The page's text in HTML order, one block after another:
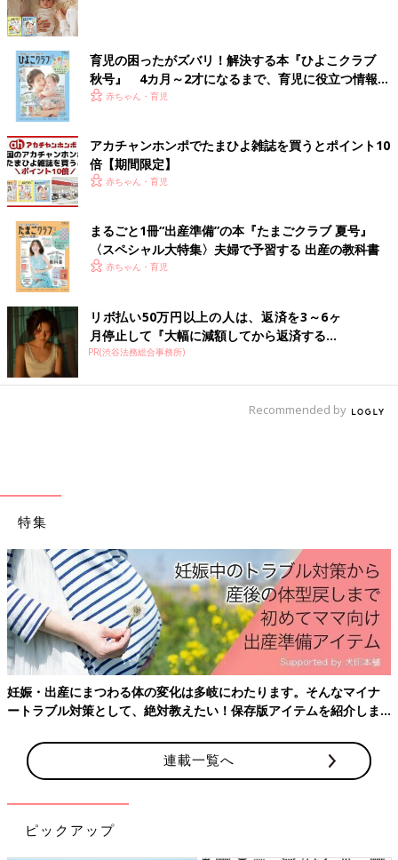
治療用ミルクを飲むこととタンパク質の制限は生涯を通して変わ
らないことですが、子どもの成長に合わせて、食事の総エネルギ
ーに対して、治療用ミルクの量やタンパク質量を調整していかな
ければなりません。
「幼児期になると、エネルギーがたりているかが重要になってく
るんです。長男はよく動くタイプで、栄養士さんからいっぱい食
べたほうがいいよと言われました。フェニルケトン尿症の場合、
主食の米やパンの代わりになる、低たんぱく米や低たんぱくパン
という特殊な食品があります。低たんぱく米はエネルギーがしっ
さん）
子どものできることが増え、興味関心も広がれば、食の幅も広が
ります。ひとみさんは使う野菜や調味料までタンパク質量をグラ
ム単位で計算。毎日ノートに書き記しています。
「上の子はいも類のから揚げやオクラのおひたしが好きですね。
栄養計算は大変ですけど、いろいろ工夫した料理ができるように
なりました。もともとキャラ弁を作るのが好きで、子どもの病気
がわかったときは、食べさせるのは無理なんだと思っていまし
多かったのだとか。
「病気そのものの情報は主治医の先生から、生活上の工夫や知恵
はママさんたちの投稿から。普段食べているものを見ることがで
きるのは、励みになりましたね。上の子が退院してすぐに親の会
に入会して、そこでも知り合いが増えて。
そして運営スタッフの方からも声をかけてもらって、私もスタッ
フとして加わることにしたんです。先輩ママさんたちからいろい
ろ教えてもらって、励ましてもらって、本当に助けられた。世の
中のPKUの人のために力になりたい、つないでいきたい。なによ
り、わが子のためにできることがあるなら全部やりたい。運営ス
タッフに参加しようと決めた理由です」（ひとみさん）
食事制限があってもかわいそうではない。頑張って
いる子どもたちを応援してほしい
育児の困ったがズバリ！解決する本『ひよこクラブ
秋号』 4カ月～2才になるまで、育児に役立つ情報が
いっぱい！
赤ちゃん・育児
アカチャンホンポでたまひよ雑誌を買うとポイント10
倍【期間限定】
赤ちゃん・育児
まるごと1冊“出産準備”の本『たまごクラブ 夏号』
〈スペシャル大特集〉夫婦で予習する 出産の教科書
赤ちゃん・育児
リボ払い50万円以上の人は、返済を3～6ヶ
月停止して『大幅に減額してから返済する...
PR(渋谷法務総合事務所)
Recommended by
特集
妊娠・出産にまつわる体の変化は多岐にわたります。そんなマイナ
ートラブル対策として、絶対教えたい！保存版アイテムを紹介しま
連載一覧へ
ピックアップ